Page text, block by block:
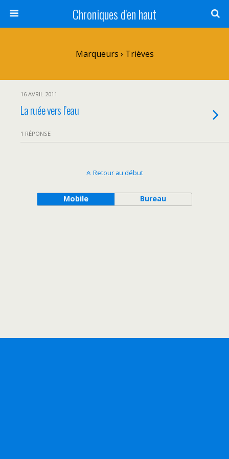
Chroniques d'en haut
Marqueurs › Trièves
16 AVRIL 2011
La ruée vers l’eau
1 RÉPONSE
Retour au début
Mobile Bureau